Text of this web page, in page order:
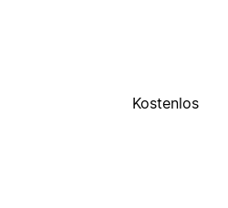
Kostenlos